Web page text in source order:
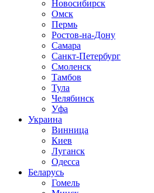
Новосибирск
Омск
Пермь
Ростов-на-Дону
Самара
Санкт-Петербург
Смоленск
Тамбов
Тула
Челябинск
Уфа
Украина
Винница
Киев
Луганск
Одесса
Беларусь
Гомель